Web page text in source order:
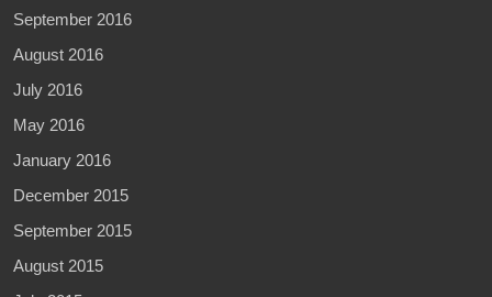
September 2016
August 2016
July 2016
May 2016
January 2016
December 2015
September 2015
August 2015